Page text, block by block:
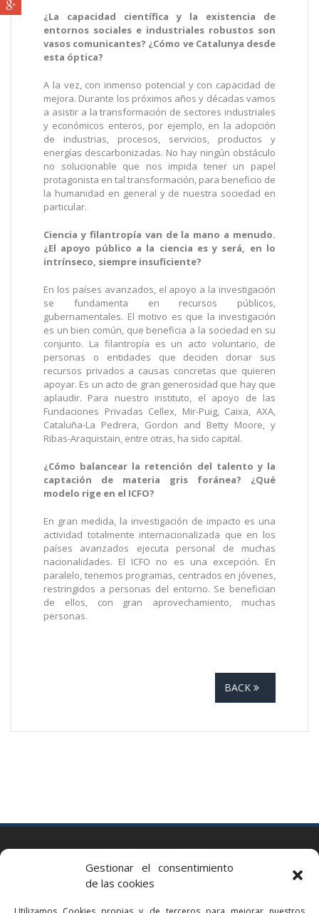
Gestionar el consentimiento
de las cookies
¿La capacidad científica y la existencia de
entornos sociales e industriales robustos son
vasos comunicantes? ¿Cómo ve Catalunya desde
esta óptica?
A la vez, con inmenso potencial y con capacidad de
mejora. Durante los próximos años y décadas vamos
a asistir a la transformación de sectores industriales
y económicos enteros, por ejemplo, en la adopción
de industrias, procesos, servicios, productos y
energías descarbonizadas. No hay ningún obstáculo
no solucionable que nos impida tener un papel
protagonista en tal transformación, para beneficio de
la humanidad en general y de nuestra sociedad en
particular.
Ciencia y filantropía van de la mano a menudo.
¿El apoyo público a la ciencia es y será, en lo
intrínseco, siempre insuficiente?
En los países avanzados, el apoyo a la investigación
se fundamenta en recursos públicos,
gubernamentales. El motivo es que la investigación
es un bien común, que beneficia a la sociedad en su
conjunto. La filantropía es un acto voluntario, de
personas o entidades que deciden donar sus
recursos privados a causas concretas que quieren
apoyar. Es un acto de gran generosidad que hay que
aplaudir. Para nuestro instituto, el apoyo de las
Fundaciones Privadas Cellex, Mir-Puig, Caixa, AXA,
Cataluña-La Pedrera, Gordon and Betty Moore, y
Ribas-Araquistain, entre otras, ha sido capital.
¿Cómo balancear la retención del talento y la
captación de materia gris foránea? ¿Qué
modelo rige en el ICFO?
En gran medida, la investigación de impacto es una
actividad totalmente internacionalizada que en los
países avanzados ejecuta personal de muchas
nacionalidades. El ICFO no es una excepción. En
paralelo, tenemos programas, centrados en jóvenes,
restringidos a personas del entorno. Se benefician
de ellos, con gran aprovechamiento, muchas
personas.
BACK
Via Augusta 2 bis, 3º, 08006 Barcelona